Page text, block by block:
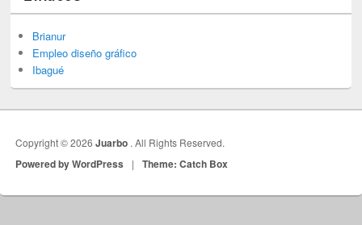
Brianur
Empleo diseño gráfico
Ibagué
Copyright © 2026Juarbo . All Rights Reserved.
Powered by WordPress | Theme: Catch Box